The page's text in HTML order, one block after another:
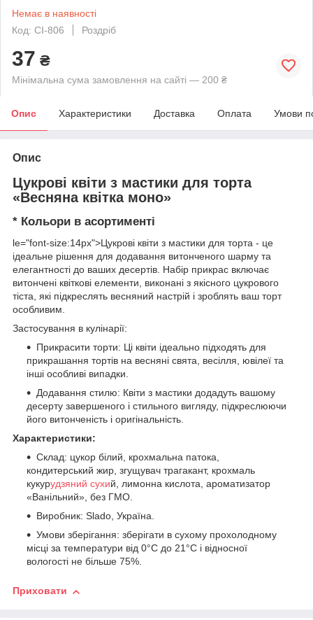
Немає в наявності
Код: CI-806
Роздріб
37 ₴
Мінімальна сума замовлення на сайті — 200 ₴
Опис Характеристики Доставка Оплата Умови
Опис
Цукрові квіти з мастики для торта
«Весняна квітка моно»
* Кольори в асортименті
le="font-size:14px">Цукрові квіти з мастики для торта - це
ідеальне рішення для додавання витонченого шарму та
елегантності до ваших десертів. Набір прикрас включає
витончені квіткові елементи, виконані з якісного цукрового
тіста, які підкреслять весняний настрій і зроблять ваш торт
особливим.
Застосування в кулінарії:
Прикрасити торти: Ці квіти ідеально підходять для
прикрашання тортів на весняні свята, весілля, ювілеї та
інші особливі випадки.
Додавання стилю: Квіти з мастики додадуть вашому
десерту завершеного і стильного вигляду, підкреслюючи
його витонченість і оригінальність.
Характеристики:
Склад: цукор білий, крохмальна патока,
кондитерський жир, згущувач трагакант, крохмаль
кукурудзяний сухий, лимонна кислота, ароматизатор
«Ванільний», без ГМО.
Виробник: Slado, Україна.
Умови зберігання: зберігати в сухому прохолодному
місці за температури від 0°C до 21°C і відносної
вологості не більше 75%.
Приховати